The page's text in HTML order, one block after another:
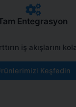
Entegrasyon
iş akışlarını
Keşfedin